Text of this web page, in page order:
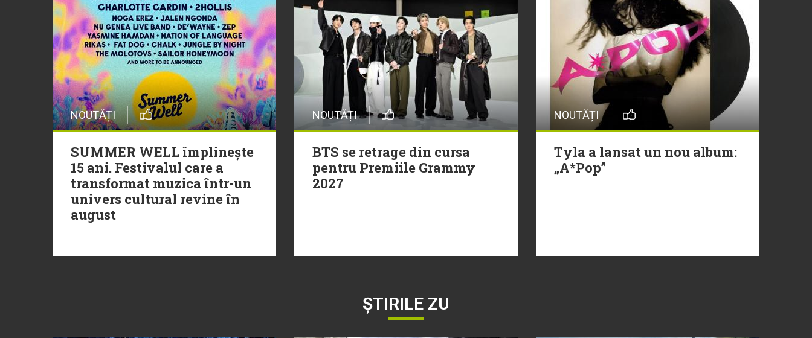
NOUTĂȚI
SUMMER WELL împlinește
15 ani. Festivalul care a
transformat muzica într-un
univers cultural revine în
august
NOUTĂȚI
BTS se retrage din cursa
pentru Premiile Grammy
2027
NOUTĂȚI
Tyla a lansat un nou album:
„A*Pop”
ȘTIRILE ZU